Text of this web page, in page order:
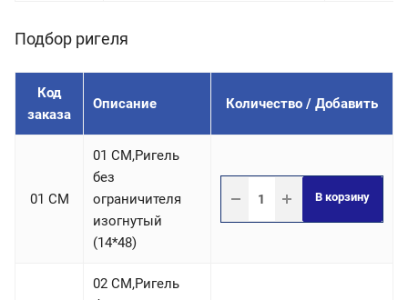
Подбор ригеля
Код
заказа
Описание Количество / Добавить
01 СM
01 СM,Ригель
без
ограничителя
изогнутый
(14*48)
В корзину
02 СM,Ригель